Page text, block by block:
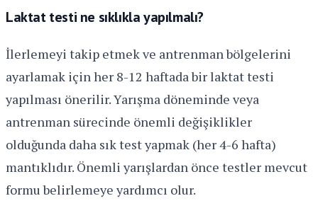
Laktat testi ne sıklıkla yapılmalı?
İlerlemeyi takip etmek ve antrenman bölgelerini
ayarlamak için her 8-12 haftada bir laktat testi
yapılması önerilir. Yarışma döneminde veya
antrenman sürecinde önemli değişiklikler
olduğunda daha sık test yapmak (her 4-6 hafta)
mantıklıdır. Önemli yarışlardan önce testler mevcut
formu belirlemeye yardımcı olur.